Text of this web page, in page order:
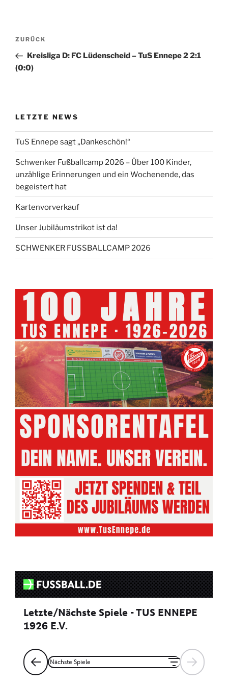
Beitragsnavigation
Vorheriger
Beitrag
ZURÜCK
Kreisliga D: FC Lüdenscheid – TuS Ennepe 2 2:1
(0:0)
LETZTE NEWS
TuS Ennepe sagt „Dankeschön!“
Schwenker Fußballcamp 2026 – Über 100 Kinder,
unzählige Erinnerungen und ein Wochenende, das
begeistert hat
Kartenvorverkauf
Unser Jubiläumstrikot ist da!
SCHWENKER FUSSBALLCAMP 2026